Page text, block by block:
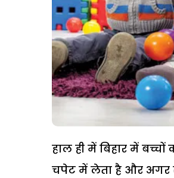
हाल ही में बिहार में
चपेट में लेता है और अगर